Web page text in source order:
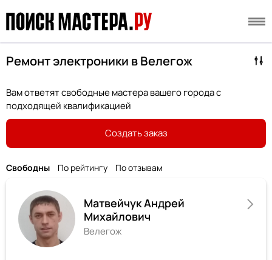
Ремонт электроники в Велегож
Вам ответят свободные мастера вашего города с
подходящей квалификацией
Создать заказ
Свободны По рейтингу По отзывам
Матвейчук Андрей
Михайлович
Велегож